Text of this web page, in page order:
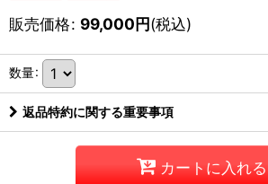
販売価格: 99,000円(税込)
数量:
返品特約に関する重要事項
カートに入れる